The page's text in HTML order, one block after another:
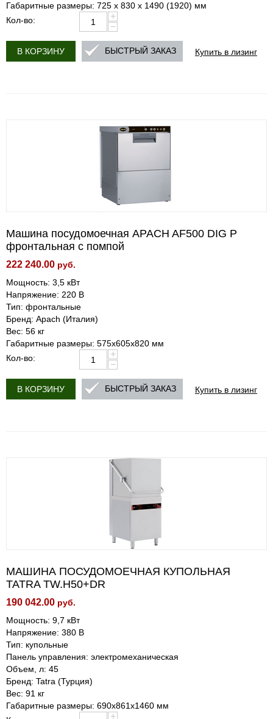
Габаритные размеры: 725 х 830 х 1490 (1920) мм
Кол-во:
+
−
В КОРЗИНУ Купить в лизинг
БЫСТРЫЙ ЗАКАЗ
Машина посудомоечная APACH AF500 DIG P
фронтальная с помпой
222 240.00 руб.
Мощность: 3,5 кВт
Напряжение: 220 В
Тип: фронтальные
Бренд: Apach (Италия)
Вес: 56 кг
Габаритные размеры: 575х605х820 мм
Кол-во:
+
−
В КОРЗИНУ Купить в лизинг
БЫСТРЫЙ ЗАКАЗ
МАШИНА ПОСУДОМОЕЧНАЯ КУПОЛЬНАЯ
TATRA TW.H50+DR
190 042.00 руб.
Мощность: 9,7 кВт
Напряжение: 380 В
Тип: купольные
Панель управления: электромеханическая
Объем, л: 45
Бренд: Tatra (Турция)
Вес: 91 кг
Габаритные размеры: 690х861х1460 мм
+